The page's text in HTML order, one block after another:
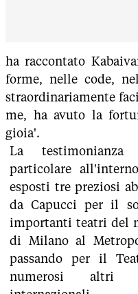
ha raccontato
forme, nelle code,
straordinariamente
me, ha avuto la
gioia'.
La
particolare
esposti tre preziosi
da Capucci per il
importanti teatri del
di Milano al
passando per il
numerosi altri